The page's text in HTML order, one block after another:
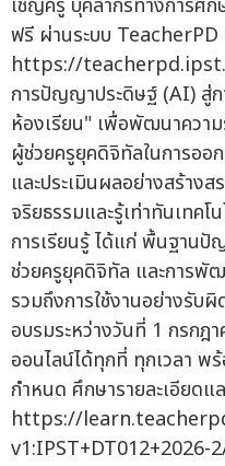
เชิญครู บุคลากรทางการศึ
ฟรี ผ่านระบบ TeacherPD
https://
การปัญญาประดิษฐ์ (AI) สู่ก
ห้องเรียน" เพื่อพัฒนาความ
ผู้ช่วยครูยุคดิจิทัลในการออ
และประเมินผลอย่างสร้าง
จริยธรรมและรู้เท่าทันเทค
การเรียนรู้ ได้แก่ พื้นฐาน
ช่วยครูยุคดิจิทัล และการพั
รวมถึงการใช้งานอย่างรับ
อบรมระหว่างวันที่ 1 กรกฎ
ออนไลน์ได้ทุกที่ ทุกเวลา
กำหนด ศึกษารายละเอียดแ
https://
v1:IPST+DT012+2026-